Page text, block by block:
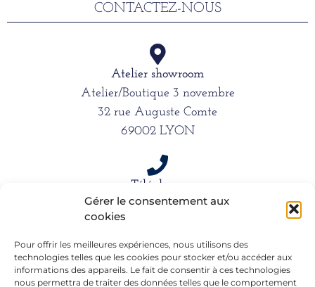
Gérer le consentement aux
cookies
Pour offrir les meilleures expériences, nous utilisons des
technologies telles que les cookies pour stocker et/ou accéder aux
informations des appareils. Le fait de consentir à ces technologies
nous permettra de traiter des données telles que le comportement
CONTACTEZ-NOUS
Atelier showroom
Atelier/Boutique 3 novembre
32 rue Auguste Comte
69002 LYON
Téléphone
06 15 61 39 66
Mail
alexandra.dargentre@sfr.fr